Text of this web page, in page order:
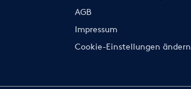
AGB
Impressum
Cookie-Einstellungen ändern